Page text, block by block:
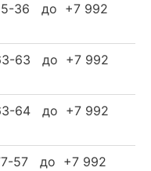
36 до +7 992
63 до +7 992
64 до +7 992
57 до +7 992